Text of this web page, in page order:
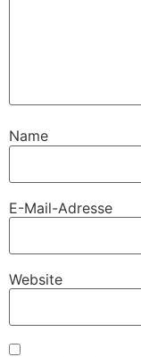
Name
E-Mail-Adresse
Website